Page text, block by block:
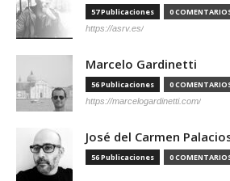
57 Publicaciones 0
https://asrv.es/
Marcelo Gardinetti
56 Publicaciones 0
https://marcelogardinetti.com/
José del Carmen
56 Publicaciones 0